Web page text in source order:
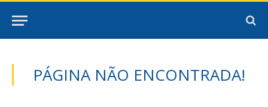
PÁGINA NÃO ENCONTRADA!